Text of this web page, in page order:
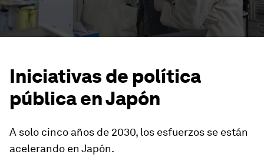
Iniciativas de política
pública en Japón
A solo cinco años de 2030, los esfuerzos se están
acelerando en Japón.